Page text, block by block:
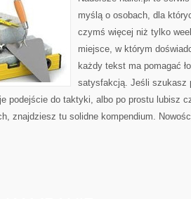
myślą o osobach, dla
czymś więcej niż tylko
miejsce, w którym
każdy tekst ma pomagać
satysfakcją. Jeśli szukasz
podejście do taktyki, albo po prostu lubisz
znajdziesz tu solidne kompendium.